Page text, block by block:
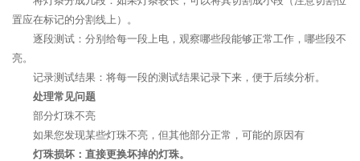
置应在标记的分割线上）。
逐段测试：分别给每一段上电，观察哪些段能够正常工作，哪些段不
亮。
记录测试结果：将每一段的测试结果记录下来，便于后续分析。
处理常见问题
部分灯珠不亮
如果您发现某些灯珠不亮，但其他部分正常，可能的原因有
灯珠损坏：直接更换坏掉的灯珠。